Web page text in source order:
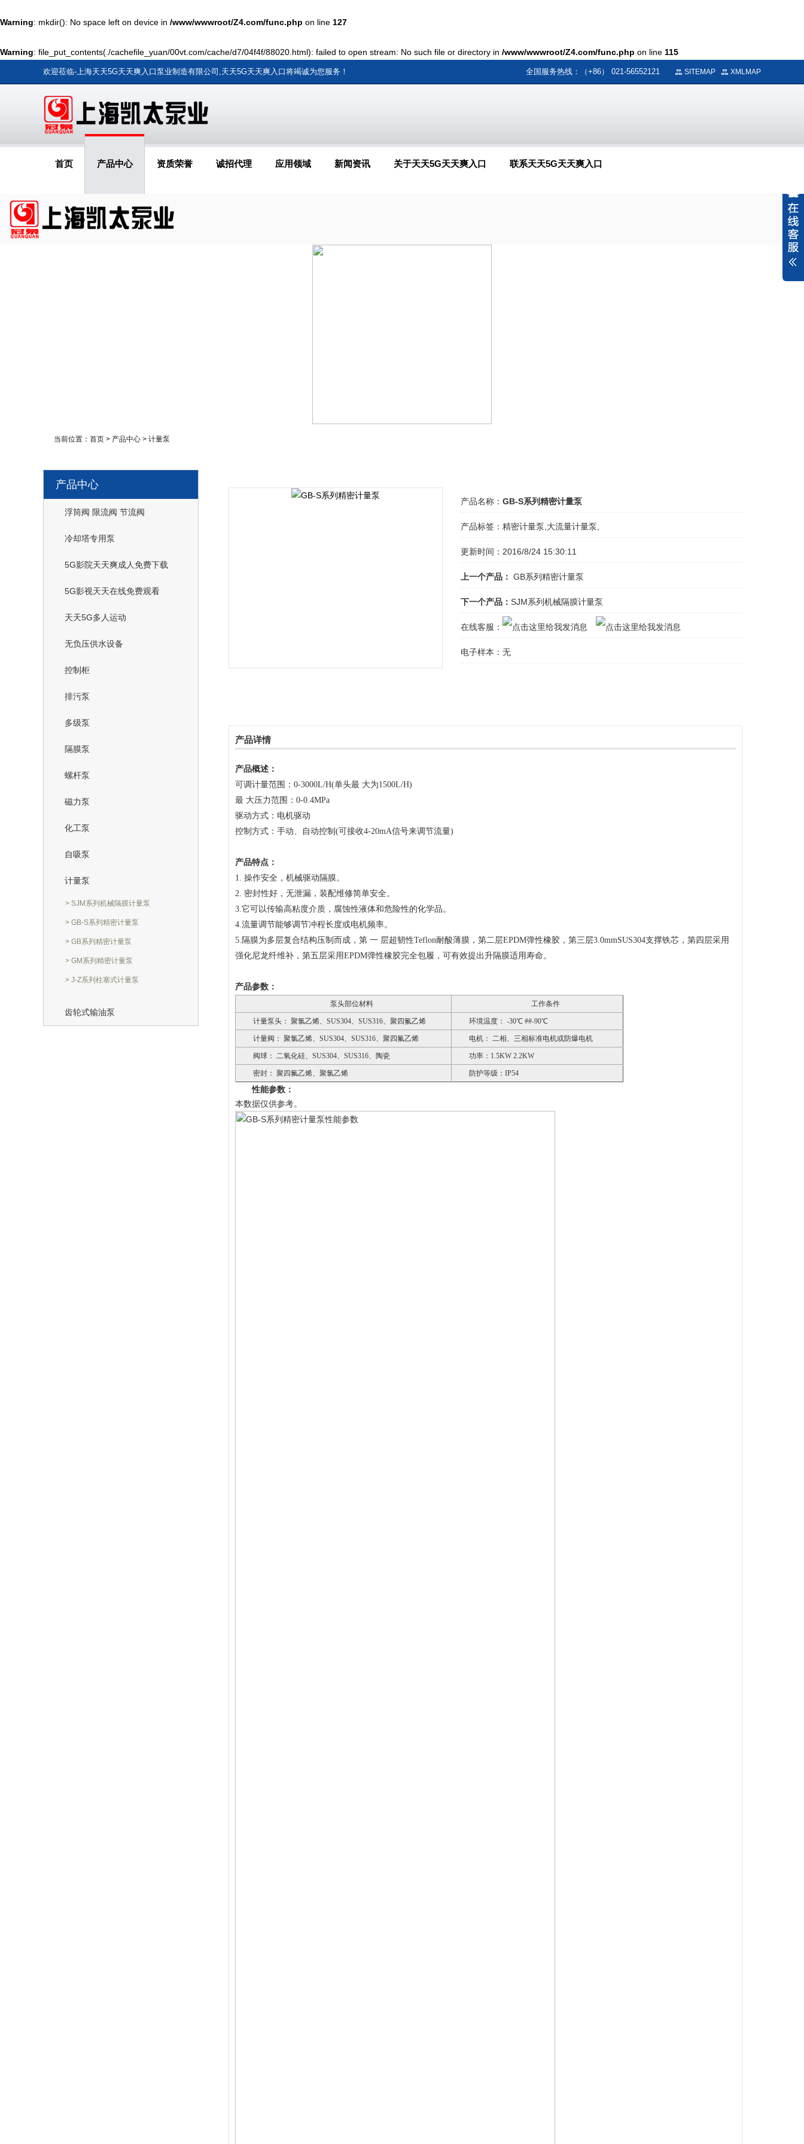
Warning: mkdir(): No space left on device in /www/wwwroot/Z4.com/func.php on line 127
Warning: file_put_contents(./cachefile_yuan/00vt.com/cache/d7/04f4f/88020.html): failed to open stream: No such file or directory in /www/wwwroot/Z4.com/func.php on line 115
欢迎莅临-上海天天5G天天爽入口泵业制造有限公司,天天5G天天爽入口将竭诚为您服务！ 全国服务热线：（+86） 021-56552121 SITEMAP XMLMAP
首页 产品中心 资质荣誉 诚招代理 应用领域 新闻资讯 关于天天5G天天爽入口 联系天天5G天天爽入口
当前位置： 首页 > 产品中心 > 计量泵
产品名称： GB-S系列精密计量泵
产品标签： 精密计量泵,大流量计量泵,
更新时间：2016/8/24 15:30:11
上一个产品： GB系列精密计量泵
下一个产品： SJM系列机械隔膜计量泵
在线客服：
电子样本： 无
产品详情
产品概述：
可调计量范围：0-3000L/H(单头最 大为1500L/H)
最 大压力范围：0-0.4MPa
驱动方式：电机驱动
控制方式：手动、自动控制(可接收4-20mA信号来调节流量)
产品特点：
1. 操作安全，机械驱动隔膜。
2. 密封性好，无泄漏，装配维修简单安全。
3.它可以传输高粘度介质，腐蚀性液体和危险性的化学品。
4.流量调节能够调节冲程长度或电机频率。
5.隔膜为多层复合结构压制而成，第 一 层超韧性Teflon耐酸薄膜，第二层EPDM弹性橡胶，第三层3.0mmSUS304支撑铁芯，第四层采用
强化尼龙纤维补，第五层采用EPDM弹性橡胶完全包履，可有效提出升隔膜适用寿命。
产品参数：
泵头部位材料 工作条件
计量泵头： 聚氯乙烯、SUS304、SUS316、聚四氟乙烯 环境温度： -30℃ ##-90℃
计量阀： 聚氯乙烯、SUS304、SUS316、聚四氟乙烯 电机： 二相、三相标准电机或防爆电机
阀球： 二氧化硅、SUS304、SUS316、陶瓷 功率：1.5KW 2.2KW
密封： 聚四氟乙烯、聚氯乙烯 防护等级：IP54
性能参数：
本数据仅供参考。
产品中心
浮筒阀 限流阀 节流阀
冷却塔专用泵
5G影院天天爽成人免费下载
5G影视天天在线免费观看
天天5G多人运动
无负压供水设备
控制柜
排污泵
多级泵
隔膜泵
螺杆泵
磁力泵
化工泵
自吸泵
计量泵
> SJM系列机械隔膜计量泵
> GB-S系列精密计量泵
> GB系列精密计量泵
> GM系列精密计量泵
> J-Z系列柱塞式计量泵
齿轮式输油泵